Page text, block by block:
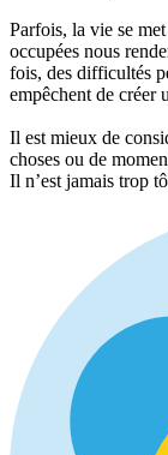
Parfois, la vie se
occupées nous
fois, des difficultés
empêchent de créer
Il est mieux de
choses ou de
Il n’est jamais trop